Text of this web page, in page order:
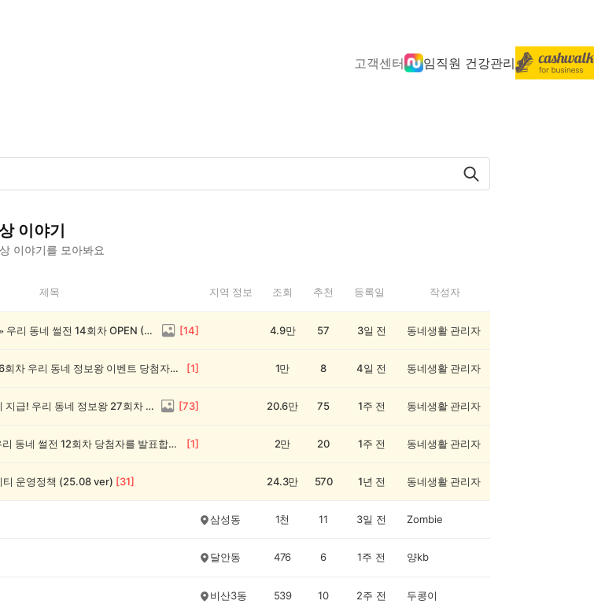
고객센터 임직원 건강관리
이야기
이야기를 모아봐요
제목 지역 정보 조회 추천 등록일 작성자
전원 1,000캐시! 🥳 우리 동네 썰전 14회차 OPEN (~8/17) [14] 4.9만 57 3일 전 동네생활 관리자
💰[당첨자 발표] 26회차 우리 동네 정보왕 이벤트 당첨자를 발표합니다! [1] 1만 8 4일 전 동네생활 관리자
💸 전원 2,000캐시 지급! 우리 동네 정보왕 27회차 (~8/10) [73] 20.6만 75 1주 전 동네생활 관리자
💰[당첨자 발표] 우리 동네 썰전 12회차 당첨자를 발표합니다! [1] 2만 20 1주 전 동네생활 관리자
티 운영정책 (25.08 ver) [31] 24.3만 570 1년 전 동네생활 관리자
삼성동 1천 11 3일 전 Zombie
달안동 476 6 1주 전 양kb
비산3동 539 10 2주 전 두콩이